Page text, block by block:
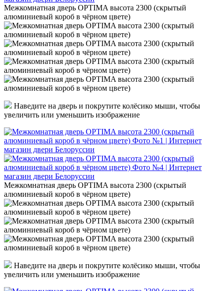
Межкомнатная дверь OPTIMA высота 2300 (скрытый
алюминиевый короб в чёрном цвете)
Наведите на дверь и покрутите колёсико мыши, чтобы
увеличить или уменьшить изображение
Межкомнатная дверь OPTIMA высота 2300 (скрытый
алюминиевый короб в чёрном цвете)
Наведите на дверь и покрутите колёсико мыши, чтобы
увеличить или уменьшить изображение